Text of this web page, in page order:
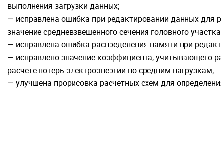
выполнения загрузки данных;
— исправлена ошибка при редактировании данных для
значение средневзвешенного сечения головного
— исправлена ошибка распределения памяти при
— исправлено значение коэффициента, учитывающего
расчете потерь электроэнергии по средним нагрузкам;
— улучшена прорисовка расчетных схем для